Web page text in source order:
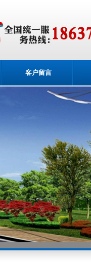
客户留言